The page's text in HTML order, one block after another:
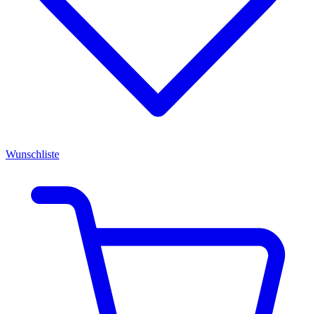
Wunschliste